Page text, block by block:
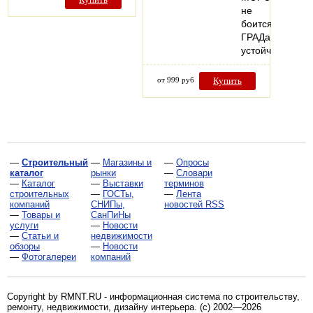
не
боится
ГРАДа!
устойчив…
от 999 руб Купить
— Строительный
каталог
— Каталог
строительных
компаний
— Товары и
услуги
— Статьи и
обзоры
— Фотогалереи
— Магазины и
рынки
— Выставки
— ГОСТы,
СНИПы,
СанПиНы
— Новости
недвижимости
— Новости
компаний
— Опросы
— Словари
терминов
— Лента
новостей RSS
Copyright by RMNT.RU - информационная система по строительству,
ремонту, недвижимости, дизайну интерьера. (c) 2002—2026